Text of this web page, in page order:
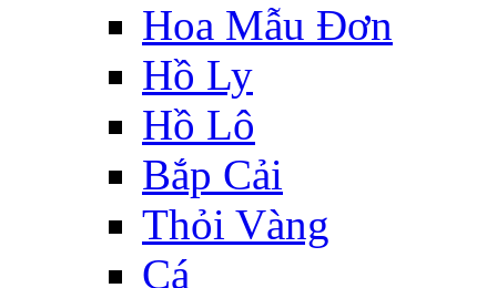
Hoa Mẫu Đơn
Hồ Ly
Hồ Lô
Bắp Cải
Thỏi Vàng
Cá